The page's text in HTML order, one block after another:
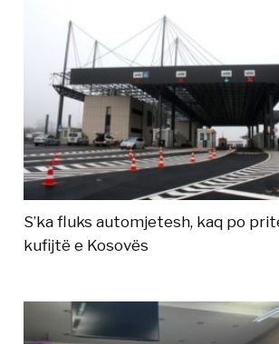
S’ka fluks automjetesh, kaq po
kufijtë e Kosovës